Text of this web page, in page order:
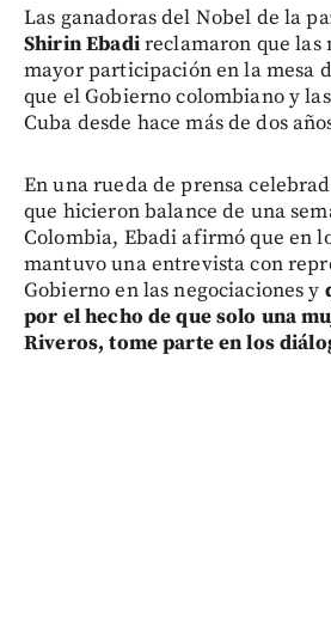
Las ganadoras del Nobel de la
Shirin Ebadireclamaron que las
mayor participación en la mesa
que el Gobierno colombiano y
Cuba desde hace más de dos
En una rueda de prensa
que hicieron balance de una
Colombia, Ebadi afirmó que en
mantuvo una entrevista con
Gobierno en las negociaciones y
por el hecho de que solo una
Riveros, tome parte en los